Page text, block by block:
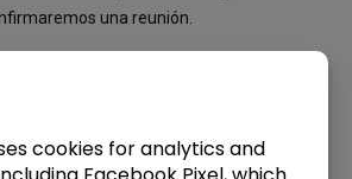
una reunión.
Programa la instalación